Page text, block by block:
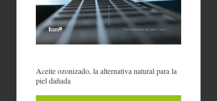
Aceite ozonizado, la alternativa natural para la
piel dañada